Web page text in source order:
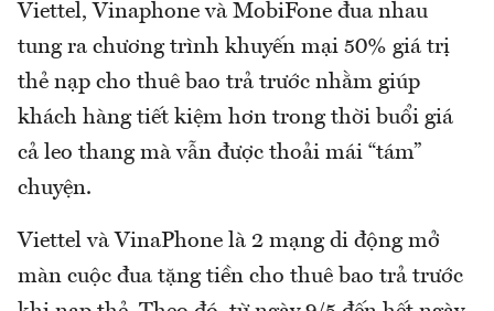
Viettel, Vinaphone và MobiFone đua nhau
tung ra chương trình khuyến mại 50% giá trị
thẻ nạp cho thuê bao trả trước nhằm giúp
khách hàng tiết kiệm hơn trong thời buổi giá
cả leo thang mà vẫn được thoải mái “tám”
chuyện.
Viettel và VinaPhone là 2 mạng di động mở
màn cuộc đua tặng tiền cho thuê bao trả trước